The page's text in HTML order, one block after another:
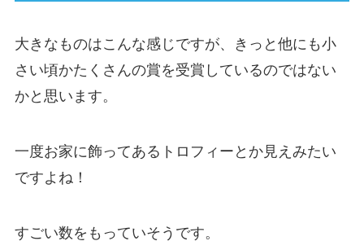
大きなものはこんな感じですが、きっと他にも小
さい頃かたくさんの賞を受賞しているのではない
かと思います。
一度お家に飾ってあるトロフィーとか見えみたい
ですよね！
すごい数をもっていそうです。